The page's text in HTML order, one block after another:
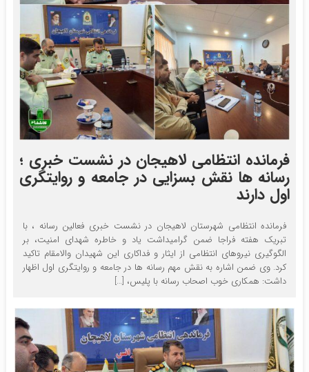
فرمانده انتظامی لاهیجان در نشست خبری ؛
رسانه ها نقش بسزایی در جامعه و روایتگری
اول دارند
فرمانده انتظامی شهرستان لاهیجان در نشست خبری فعالین رسانه ، با
تبریک هفته فراجا ضمن گرامیداشت یاد و خاطره شهدای امنیت، بر
الگوگیری نیروهای انتظامی از ایثار و فداکاری این شهیدان والامقام تاکید
کرد. وی ضمن اشاره به نقش مهم رسانه ها در جامعه و روایتگری اول اظهار
داشت: همکاری خوب اصحاب رسانه با پلیس، […]